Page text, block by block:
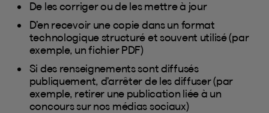
De les corriger ou de les mettre à jour
D’en recevoir une copie dans un format
technologique structuré et souvent utilisé (par
exemple, un fichier PDF)
Si des renseignements sont diffusés
publiquement, d’arrêter de les diffuser (par
exemple, retirer une publication liée à un
concours sur nos médias sociaux)